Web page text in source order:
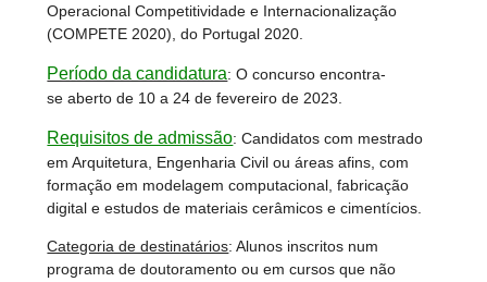
Operacional Competitividade e Internacionalização
(COMPETE 2020), do Portugal 2020.
Período da candidatura: O concurso encontra-
se aberto de 10 a 24 de fevereiro de 2023.
Requisitos de admissão: Candidatos com mestrado
em Arquitetura, Engenharia Civil ou áreas afins, com
formação em modelagem computacional, fabricação
digital e estudos de materiais cerâmicos e cimentícios.
Categoria de destinatários: Alunos inscritos num
programa de doutoramento ou em cursos que não